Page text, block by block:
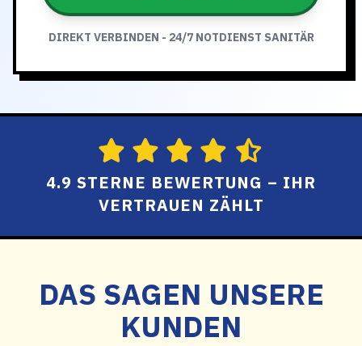
DIREKT VERBINDEN - 24/7 NOTDIENST SANITÄR
4.9 STERNE BEWERTUNG – IHR
VERTRAUEN ZÄHLT
DAS SAGEN UNSERE
KUNDEN